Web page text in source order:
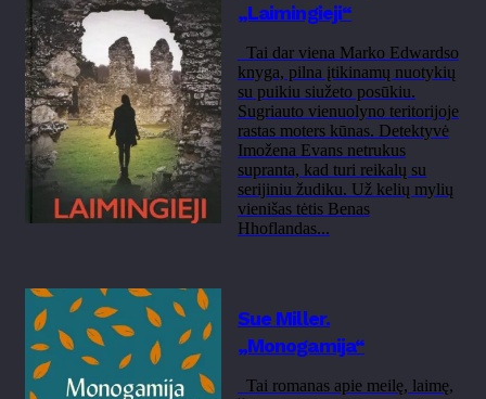
„Laimingieji“
Tai dar viena Marko Edwardso
knyga, pilna įtikinamų nuotykių
su puikiu siužeto posūkiu.
Sugriauto vienuolyno teritorijoje
rastas moters kūnas. Detektyvė
Imožena Evans netrukus
supranta, kad turi reikalų su
serijiniu žudiku. Už kelių mylių
vienišas tėtis Benas
Hhoflandas...
Sue Miller.
„Monogamija“
Tai romanas apie meilę, laimę,